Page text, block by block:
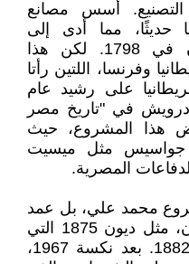
أسس مصانع
حديثًا، مما أدى إلى
انتصارات مثل معركة نابليون في 1798. لكن هذا
وفرنسا، اللتين رأتا
على رشيد عام
درويش في "تاريخ مصر
هذا المشروع، حيث
جواسيس مثل ميسيت
المصرية.
محمد علي، بل عمد
إلى إفقار مصر عبر فرض ديون، مثل ديون 1875 التي
أدت إلى احتلال بريطاني عام 1882. بعد نكسة 1967،